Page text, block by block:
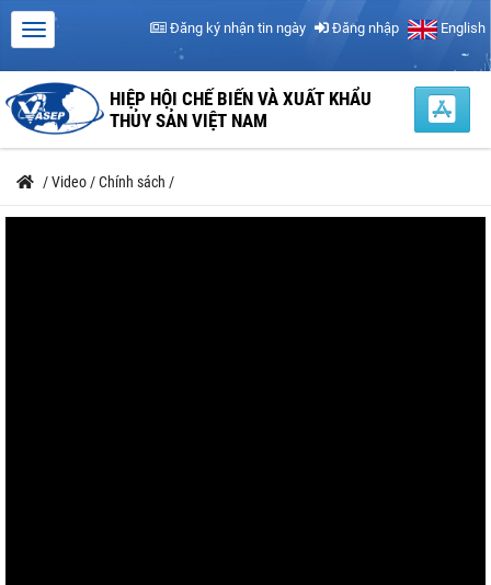
Đăng ký nhận tin ngày Đăng nhập English
HIỆP HỘI CHẾ BIẾN VÀ XUẤT KHẨU
THỦY SẢN VIỆT NAM
/Video /Chính sách /